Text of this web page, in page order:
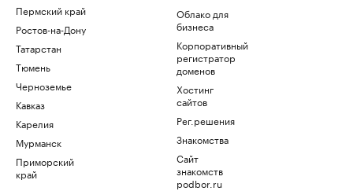
Пермский край
Ростов-на-Дону
Татарстан
Тюмень
Черноземье
Кавказ
Карелия
Мурманск
Приморский
край
Облако для
бизнеса
Корпоративный
регистратор
доменов
Хостинг
сайтов
Рег.решения
Знакомства
Сайт
знакомств
podbor.ru